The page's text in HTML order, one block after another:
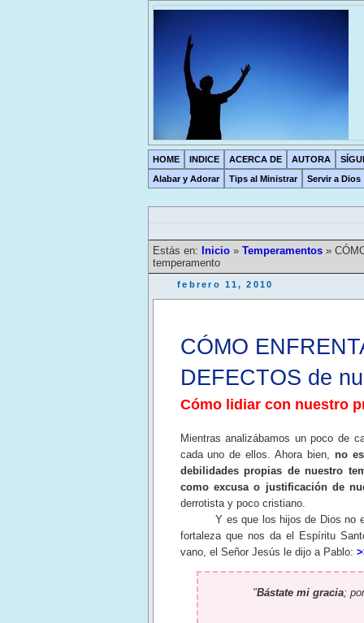
HOME INDICE ACERCA DE AUTORA
Alabar y Adorar
Tips al Ministrar Servir a Dios
Estás en: Inicio » Temperamentos »
temperamento
febrero 11, 2010
CÓMO
DEFECTOS de
Cómo lidiar con nuestro
Mientras analizábamos un poco de
cada uno de ellos. Ahora bien, no
debilidades propias de nuestro
como excusa o justificación de
derrotista y poco cristiano.
Y es que los hijos de Dios no
fortaleza que nos da el Espíritu
vano, el Señor Jesús le dijo a Pablo:
"Bástate mi gracia;